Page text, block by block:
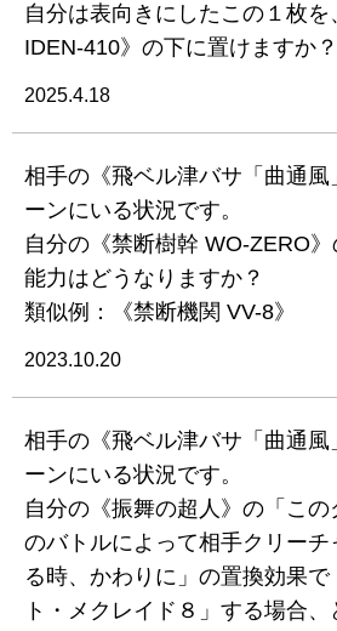
自分は表向きにしたこの１枚
IDEN-410》の下に置けますか？
2025.4.18
相手の《飛ベル津バサ「曲通
ーンにいる状況です。
自分の《禁断樹幹 WO-ZERO
能力はどうなりますか？
類似例：《禁断機関 VV-8》
2023.10.20
相手の《飛ベル津バサ「曲通
ーンにいる状況です。
自分の《振舞の超人》の「この
のバトルによって相手クリー
る時、かわりに」の置換効果で
ト・メクレイド８」する場合